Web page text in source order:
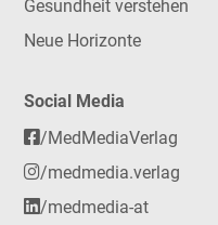
Gesundheit verstehen
Neue Horizonte
Social Media
/MedMediaVerlag
/medmedia.verlag
/medmedia-at